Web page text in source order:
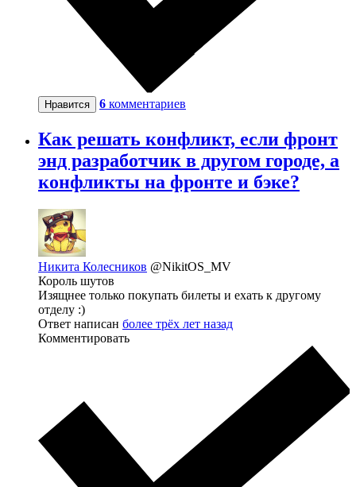
Нравится 6 комментариев
Как решать конфликт, если фронт
энд разработчик в другом городе, а
конфликты на фронте и бэке?
Никита Колесников @NikitOS_MV
Король шутов
Изящнее только покупать билеты и ехать к другому
отделу :)
Ответ написан более трёх лет назад
Комментировать